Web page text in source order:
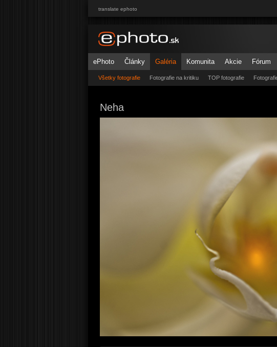
translate ephoto
ePhoto Články Galéria
Všetky fotografie Fotografie na kritiku TOP fotografie
Komunita Akcie Fórum
Neha